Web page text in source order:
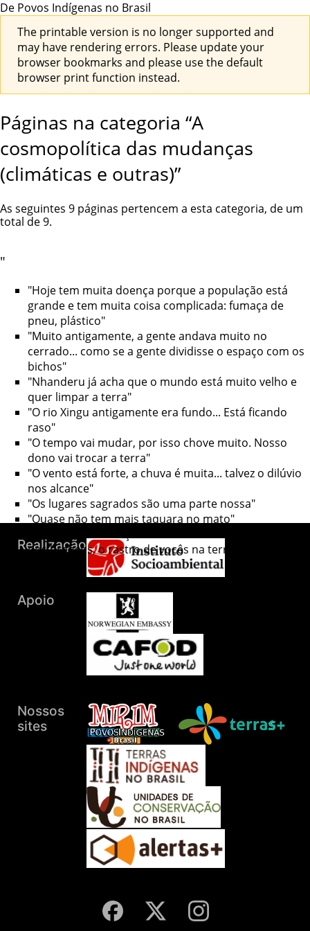
De Povos Indígenas no Brasil
The printable version is no longer supported and
may have rendering errors. Please update your
browser bookmarks and please use the default
browser print function instead.
Páginas na categoria “A
cosmopolítica das mudanças
(climáticas e outras)”
As seguintes 9 páginas pertencem a esta categoria, de um
total de 9.
"
"Hoje tem muita doença porque a população está
grande e tem muita coisa complicada: fumaça de
pneu, plástico"
"Muito antigamente, a gente andava muito no
cerrado... como se a gente dividisse o espaço com os
bichos"
"Nhanderu já acha que o mundo está muito velho e
quer limpar a terra"
"O rio Xingu antigamente era fundo... Está ficando
raso"
"O tempo vai mudar, por isso chove muito. Nosso
dono vai trocar a terra"
"O vento está forte, a chuva é muita... talvez o dilúvio
nos alcance"
"Os lugares sagrados são uma parte nossa"
"Quase não tem mais taquara no mato"
dos brancos, o rastro de vocês na terra"